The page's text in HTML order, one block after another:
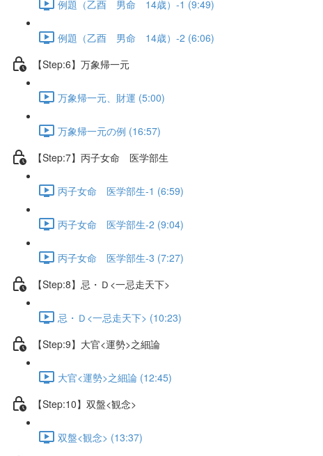
例題（乙酉 男命 14歳）-1 (9:49)
例題（乙酉 男命 14歳）-2 (6:06)
【Step:6】万象帰一元
万象帰一元、財運 (5:00)
万象帰一元の例 (16:57)
【Step:7】丙子女命 医学部生
丙子女命 医学部生-1 (6:59)
丙子女命 医学部生-2 (9:04)
丙子女命 医学部生-3 (7:27)
【Step:8】忌・Ｄ<一忌走天下>
忌・Ｄ<一忌走天下> (10:23)
【Step:9】大官<運勢>之細論
大官<運勢>之細論 (12:45)
【Step:10】双盤<観念>
双盤<観念> (13:37)